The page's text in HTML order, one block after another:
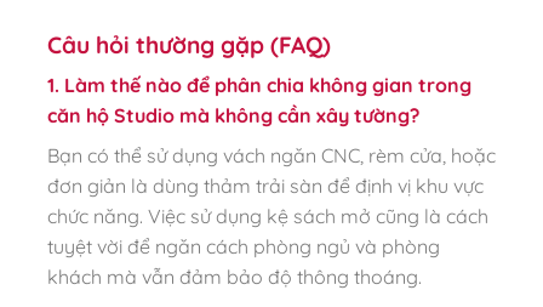
Câu hỏi thường gặp (FAQ)
1. Làm thế nào để phân chia không gian trong
căn hộ Studio mà không cần xây tường?
Bạn có thể sử dụng vách ngăn CNC, rèm cửa, hoặc
đơn giản là dùng thảm trải sàn để định vị khu vực
chức năng. Việc sử dụng kệ sách mở cũng là cách
tuyệt vời để ngăn cách phòng ngủ và phòng
khách mà vẫn đảm bảo độ thông thoáng.